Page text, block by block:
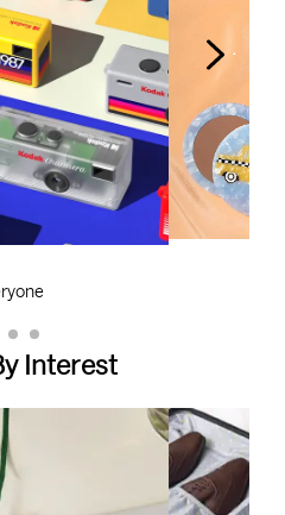
Interest